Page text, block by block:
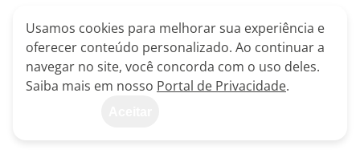
Usamos cookies para melhorar sua experiência e
oferecer conteúdo personalizado. Ao continuar a
navegar no site, você concorda com o uso deles.
Saiba mais em nosso Portal de Privacidade.